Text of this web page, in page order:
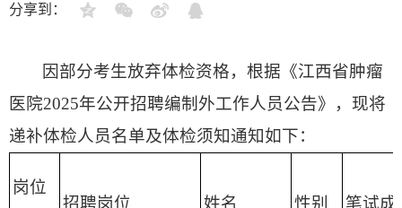
分享到：
因部分考生放弃体检资格，根据《江西省肿瘤
医院2025年公开招聘编制外工作人员公告》，现将
递补体检人员名单及体检须知通知如下：
岗位
招聘岗位 姓名 性别 笔试成